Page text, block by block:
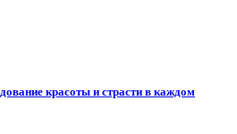
красоты и страсти в каждом